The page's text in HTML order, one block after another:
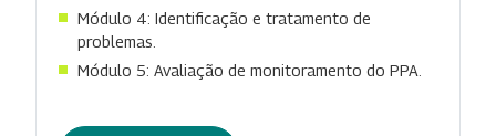
Módulo 4: Identificação e tratamento de
problemas.
Módulo 5: Avaliação de monitoramento do PPA.